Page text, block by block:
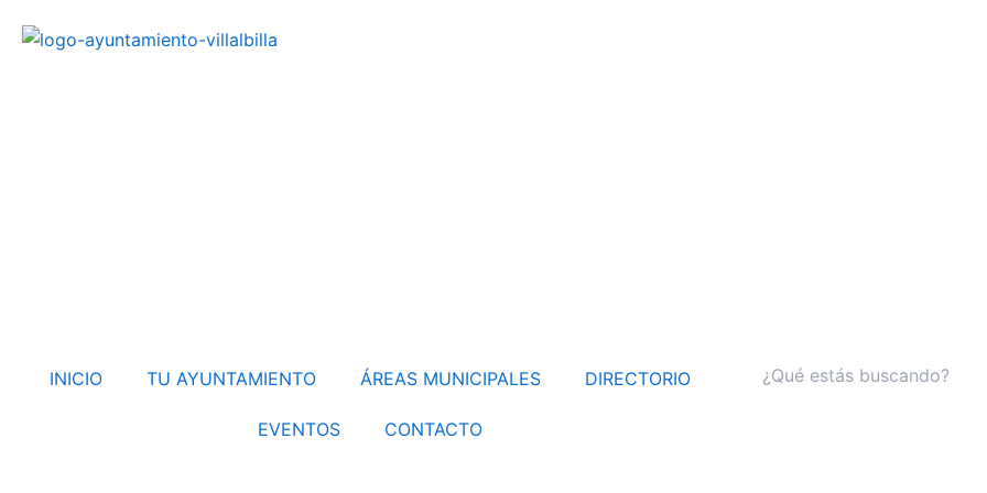
INICIO TU AYUNTAMIENTO ÁREAS MUNICIPALES DIRECTORIO
EVENTOS CONTACTO